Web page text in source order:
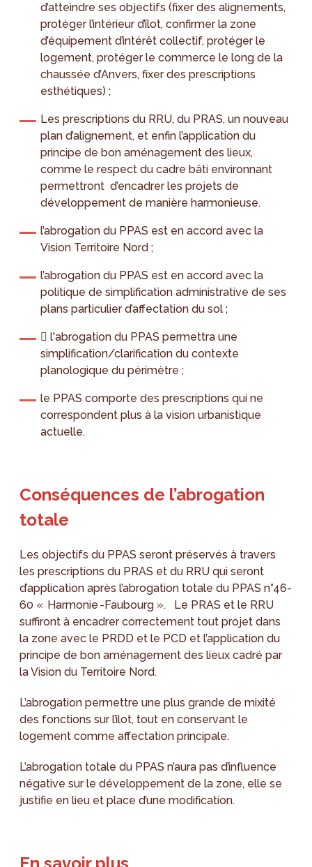
d’atteindre ses objectifs (fixer des alignements,
protéger l’intérieur d’îlot, confirmer la zone
d’équipement d’intérêt collectif, protéger le
logement, protéger le commerce le long de la
chaussée d’Anvers, fixer des prescriptions
esthétiques) ;
Les prescriptions du RRU, du PRAS, un nouveau
plan d’alignement, et enfin l’application du
principe de bon aménagement des lieux,
comme le respect du cadre bâti environnant
permettront d’encadrer les projets de
développement de manière harmonieuse.
l’abrogation du PPAS est en accord avec la
Vision Territoire Nord ;
l’abrogation du PPAS est en accord avec la
politique de simplification administrative de ses
plans particulier d’affectation du sol ;
 l'abrogation du PPAS permettra une
simplification/clarification du contexte
planologique du périmètre ;
le PPAS comporte des prescriptions qui ne
correspondent plus à la vision urbanistique
actuelle.
Conséquences de l’abrogation
totale
Les objectifs du PPAS seront préservés à travers
les prescriptions du PRAS et du RRU qui seront
d’application après l’abrogation totale du PPAS n°46-
60 « Harmonie -Faubourg ». Le PRAS et le RRU
suffiront à encadrer correctement tout projet dans
la zone avec le PRDD et le PCD et l’application du
principe de bon aménagement des lieux cadré par
la Vision du Territoire Nord.
L’abrogation permettre une plus grande de mixité
des fonctions sur l’ilot, tout en conservant le
logement comme affectation principale.
L’abrogation totale du PPAS n’aura pas d’influence
négative sur le développement de la zone, elle se
justifie en lieu et place d’une modification.